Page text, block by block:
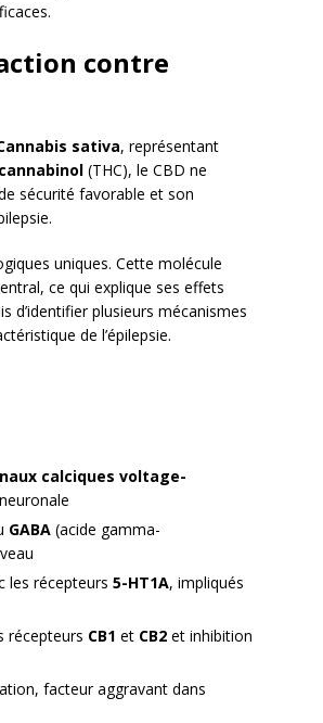
contre
sativa, représentant
(THC), le CBD ne
sécurité favorable et son
uniques. Cette molécule
ce qui explique ses effets
d’identifier plusieurs mécanismes
de l’épilepsie.
calciques voltage-
GABA (acide gamma-
les récepteurs 5-HT1A, impliqués
récepteurs CB1 et CB2 et inhibition
facteur aggravant dans